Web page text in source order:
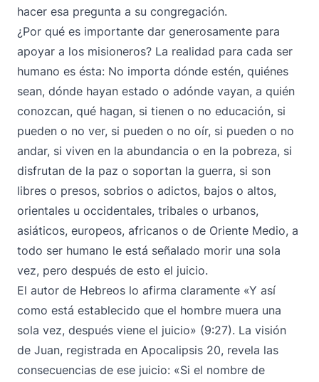
hacer esa pregunta a su congregación.
¿Por qué es importante dar generosamente para
apoyar a los misioneros? La realidad para cada ser
humano es ésta: No importa dónde estén, quiénes
sean, dónde hayan estado o adónde vayan, a quién
conozcan, qué hagan, si tienen o no educación, si
pueden o no ver, si pueden o no oír, si pueden o no
andar, si viven en la abundancia o en la pobreza, si
disfrutan de la paz o soportan la guerra, si son
libres o presos, sobrios o adictos, bajos o altos,
orientales u occidentales, tribales o urbanos,
asiáticos, europeos, africanos o de Oriente Medio, a
todo ser humano le está señalado morir una sola
vez, pero después de esto el juicio.
El autor de Hebreos lo afirma claramente «Y así
como está establecido que el hombre muera una
sola vez, después viene el juicio» (9:27). La visión
de Juan, registrada en Apocalipsis 20, revela las
consecuencias de ese juicio: «Si el nombre de